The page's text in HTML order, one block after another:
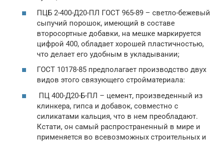
ПЦБ 2-400-Д20-ПЛ ГОСТ 965-89 – светло-бежевый
сыпучий порошок, имеющий в составе
второсортные добавки, на мешке маркируется
цифрой 400, обладает хорошей пластичностью,
что делает его удобным в укладывании;
ГОСТ 10178-85 предполагает производство двух
видов этого связующего стройматериала:
ПЦ 400-Д20-Б-ПЛ – цемент, произведенный из
клинкера, гипса и добавок, совместно с
силикатами кальция, что в нем преобладают.
Кстати, он самый распространенный в мире и
применяется во всевозможных строительных и